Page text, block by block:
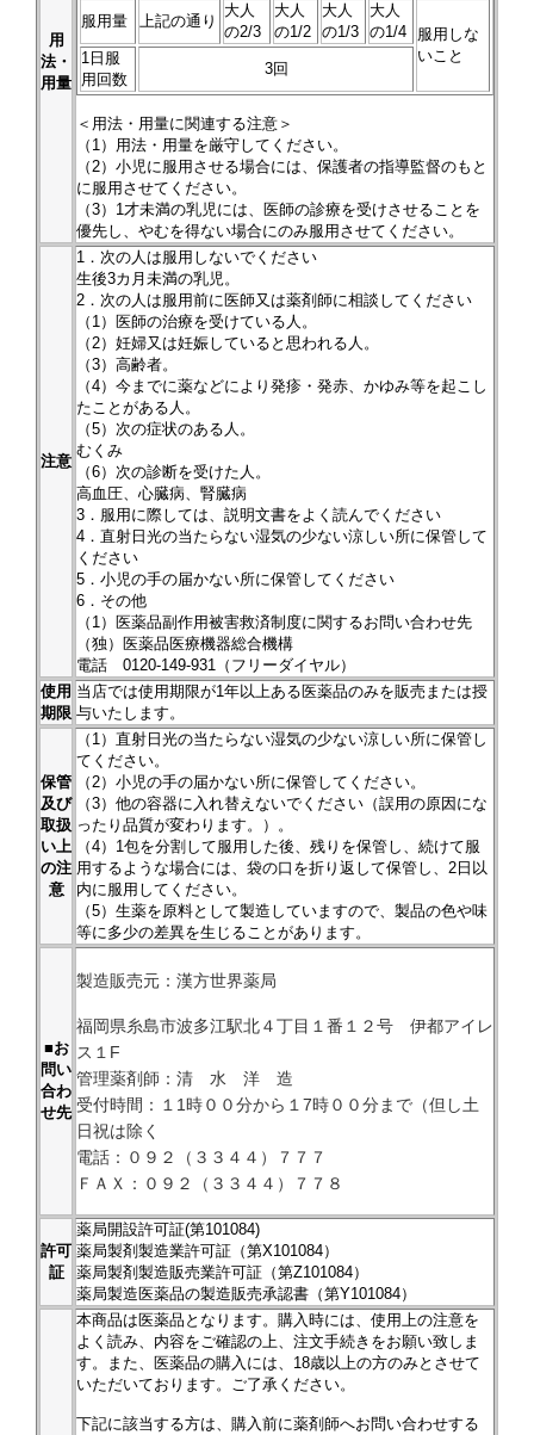
用
法・
用量
服用量 上記の通り
大人
の2/3
大人
の1/2
大人
の1/3
大人
の1/4
服用しな
いこと
1日服
用回数
3回
＜用法・用量に関連する注意＞
（1）用法・用量を厳守してください。
（2）小児に服用させる場合には、保護者の指導監督のもと
に服用させてください。
（3）1才未満の乳児には、医師の診療を受けさせることを
優先し、やむを得ない場合にのみ服用させてください。
注意
1．次の人は服用しないでください
生後3カ月未満の乳児。
2．次の人は服用前に医師又は薬剤師に相談してください
（1）医師の治療を受けている人。
（2）妊婦又は妊娠していると思われる人。
（3）高齢者。
（4）今までに薬などにより発疹・発赤、かゆみ等を起こし
たことがある人。
（5）次の症状のある人。
むくみ
（6）次の診断を受けた人。
高血圧、心臓病、腎臓病
3．服用に際しては、説明文書をよく読んでください
4．直射日光の当たらない湿気の少ない涼しい所に保管して
ください
5．小児の手の届かない所に保管してください
6．その他
（1）医薬品副作用被害救済制度に関するお問い合わせ先
（独）医薬品医療機器総合機構
電話 0120-149-931（フリーダイヤル）
使用
期限
当店では使用期限が1年以上ある医薬品のみを販売または授
与いたします。
保管
及び
取扱
い上
の注
意
（1）直射日光の当たらない湿気の少ない涼しい所に保管し
てください。
（2）小児の手の届かない所に保管してください。
（3）他の容器に入れ替えないでください（誤用の原因にな
ったり品質が変わります。）。
（4）1包を分割して服用した後、残りを保管し、続けて服
用するような場合には、袋の口を折り返して保管し、2日以
内に服用してください。
（5）生薬を原料として製造していますので、製品の色や味
等に多少の差異を生じることがあります。
■お
問い
合わ
せ先
製造販売元：漢方世界薬局
福岡県糸島市波多江駅北４丁目１番１２号 伊都アイレ
ス１F
管理薬剤師：清 水 洋 造
受付時間：１1時００分から１7時００分まで（但し土
日祝は除く
電話：０９２（３３４４）７７７
ＦＡＸ：０９２（３３４４）７７８
許可
証
薬局開設許可証(第101084)
薬局製剤製造業許可証（第X101084）
薬局製剤製造販売業許可証（第Z101084）
薬局製造医薬品の製造販売承認書（第Y101084）
本商品は医薬品となります。購入時には、使用上の注意を
よく読み、内容をご確認の上、注文手続きをお願い致しま
す。また、医薬品の購入には、18歳以上の方のみとさせて
いただいております。ご了承ください。
下記に該当する方は、購入前に薬剤師へお問い合わせする